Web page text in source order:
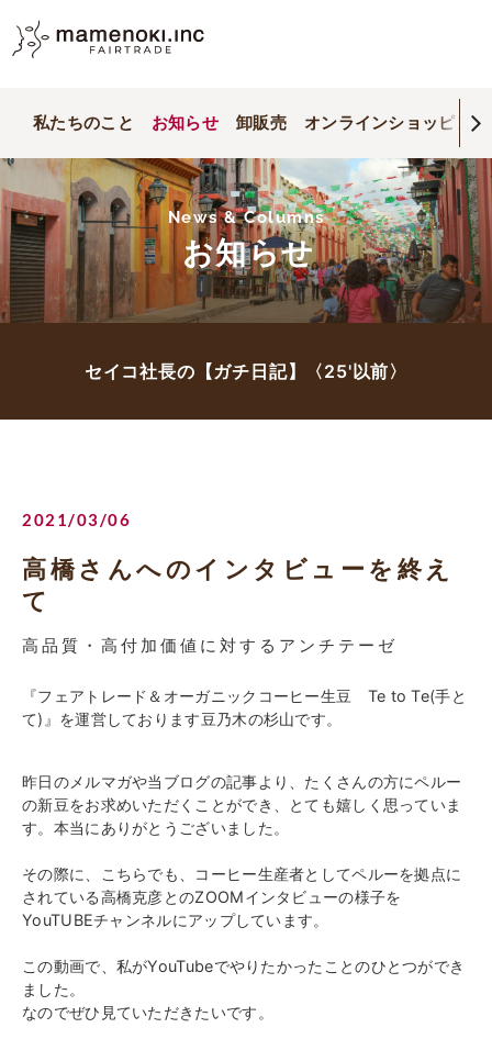
私たちのこと お知らせ 卸販売 オンラインショッピング
News & Columns
お知らせ
セイコ社長の【ガチ日記】〈25'以前〉
2021/03/06
高橋さんへのインタビューを終え
て
高品質・高付加価値に対するアンチテーゼ
『フェアトレード＆オーガニックコーヒー生豆 Te to Te(手と
て)』を運営しております豆乃木の杉山です。
昨日のメルマガや当ブログの記事より、たくさんの方にペルー
の新豆をお求めいただくことができ、とても嬉しく思っていま
す。本当にありがとうございました。
その際に、こちらでも、コーヒー生産者としてペルーを拠点に
されている高橋克彦とのZOOMインタビューの様子を
YouTUBEチャンネルにアップしています。
この動画で、私がYouTubeでやりたかったことのひとつができ
ました。
なのでぜひ見ていただきたいです。